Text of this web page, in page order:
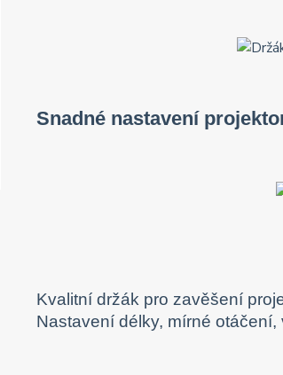
Snadné nastavení
Kvalitní držák pro zavěšení
Nastavení délky, mírné